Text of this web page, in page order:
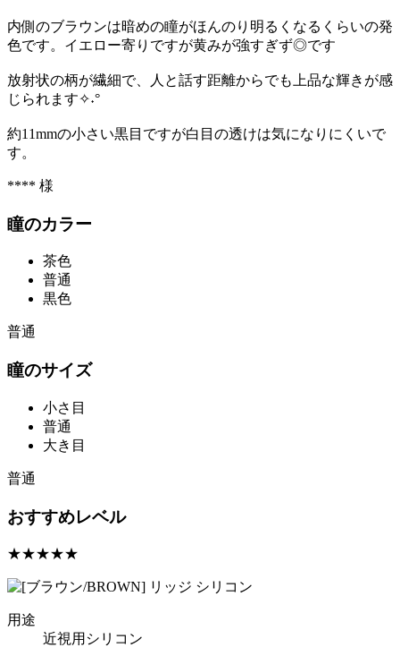
内側のブラウンは暗めの瞳がほんのり明るくなるくらいの発
色です。イエロー寄りですが黄みが強すぎず◎です
放射状の柄が繊細で、人と話す距離からでも上品な輝きが感
じられます✧˖°
約11mmの小さい黒目ですが白目の透けは気になりにくいで
す。
**** 様
瞳のカラー
茶色
普通
黒色
普通
瞳のサイズ
小さ目
普通
大き目
普通
おすすめレベル
★★★★★
用途
近視用シリコン